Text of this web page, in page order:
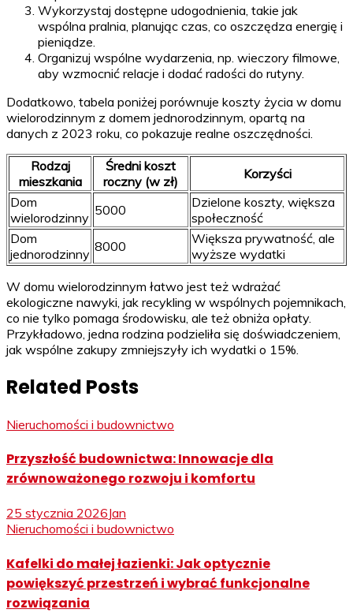
Wykorzystaj dostępne udogodnienia, takie jak
wspólna pralnia, planując czas, co oszczędza energię i
pieniądze.
Organizuj wspólne wydarzenia, np. wieczory filmowe,
aby wzmocnić relacje i dodać radości do rutyny.
Dodatkowo, tabela poniżej porównuje koszty życia w domu
wielorodzinnym z domem jednorodzinnym, opartą na
danych z 2023 roku, co pokazuje realne oszczędności.
Rodzaj
mieszkania
Średni koszt
roczny (w zł)
Korzyści
Dom
wielorodzinny 5000
Dzielone koszty, większa
społeczność
Dom
jednorodzinny 8000
Większa prywatność, ale
wyższe wydatki
W domu wielorodzinnym łatwo jest też wdrażać
ekologiczne nawyki, jak recykling w wspólnych pojemnikach,
co nie tylko pomaga środowisku, ale też obniża opłaty.
Przykładowo, jedna rodzina podzieliła się doświadczeniem,
jak wspólne zakupy zmniejszyły ich wydatki o 15%.
Related Posts
Nieruchomości i budownictwo
Przyszłość budownictwa: Innowacje dla
zrównoważonego rozwoju i komfortu
25 stycznia 2026Jan
Nieruchomości i budownictwo
Kafelki do małej łazienki: Jak optycznie
powiększyć przestrzeń i wybrać funkcjonalne
rozwiązania